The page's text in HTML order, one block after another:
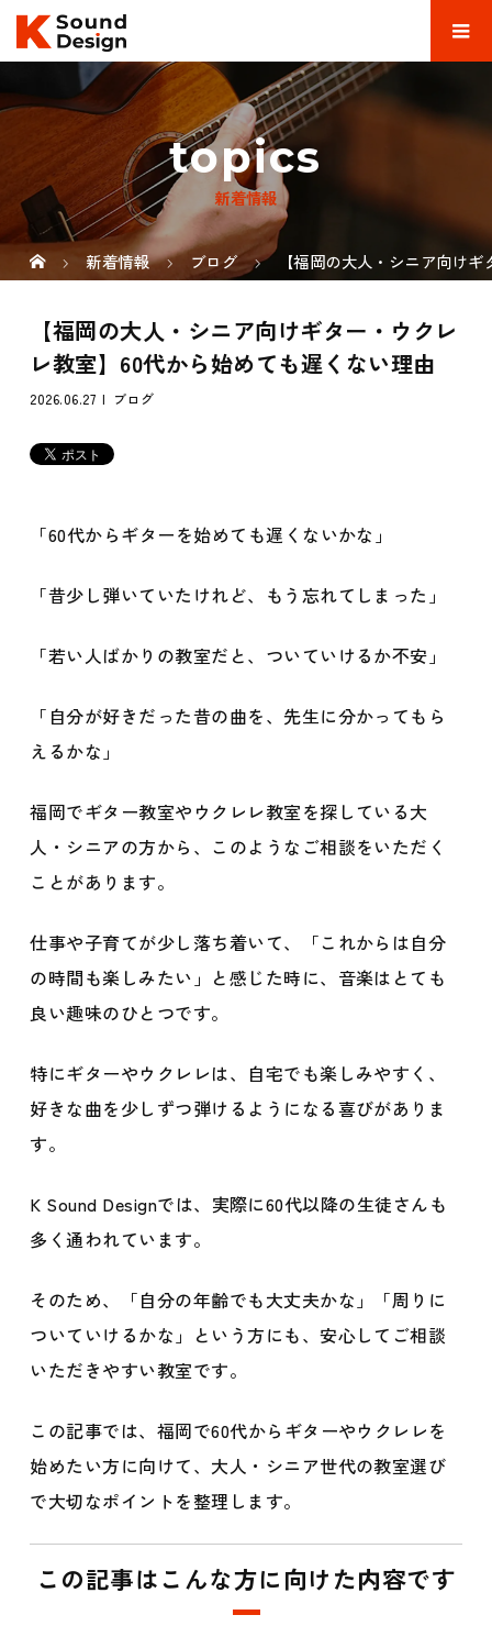
topics
新着情報
新着情報 ブログ 【福岡の大人・シニア向け
【福岡の大人・シニア向けギター・ウクレ
レ教室】60代から始めても遅くない理由
2026.06.27 ブログ
「60代からギターを始めても遅くないかな」
「昔少し弾いていたけれど、もう忘れてしまった」
「若い人ばかりの教室だと、ついていけるか不安」
「自分が好きだった昔の曲を、先生に分かってもら
えるかな」
福岡でギター教室やウクレレ教室を探している大
人・シニアの方から、このようなご相談をいただく
ことがあります。
仕事や子育てが少し落ち着いて、「これからは自分
の時間も楽しみたい」と感じた時に、音楽はとても
良い趣味のひとつです。
特にギターやウクレレは、自宅でも楽しみやすく、
好きな曲を少しずつ弾けるようになる喜びがありま
す。
K Sound Designでは、実際に60代以降の生徒さんも
多く通われています。
そのため、「自分の年齢でも大丈夫かな」「周りに
ついていけるかな」という方にも、安心してご相談
いただきやすい教室です。
この記事では、福岡で60代からギターやウクレレを
始めたい方に向けて、大人・シニア世代の教室選び
で大切なポイントを整理します。
この記事はこんな方に向けた内容です